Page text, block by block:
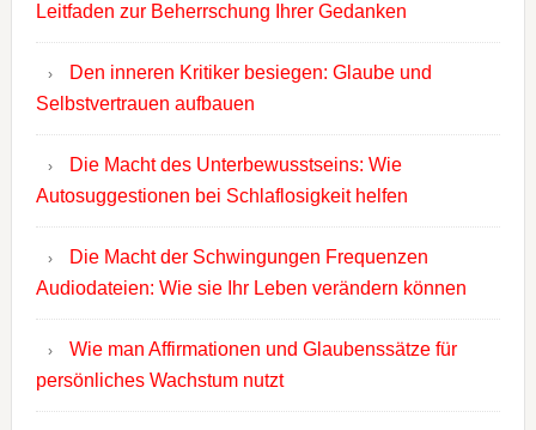
Leitfaden zur Beherrschung Ihrer Gedanken
Den inneren Kritiker besiegen: Glaube und
Selbstvertrauen aufbauen
Die Macht des Unterbewusstseins: Wie
Autosuggestionen bei Schlaflosigkeit helfen
Die Macht der Schwingungen Frequenzen
Audiodateien: Wie sie Ihr Leben verändern können
Wie man Affirmationen und Glaubenssätze für
persönliches Wachstum nutzt